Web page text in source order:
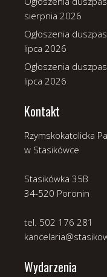
sierpnia 2026
Ogłoszenia
lipca 2026
Ogłoszenia
lipca 2026
Kontakt
Rzymskokatolicka
w Stasikówce
Stasikówka 35B
34-520 Poronin
tel. 502 176 281
Wydarzenia